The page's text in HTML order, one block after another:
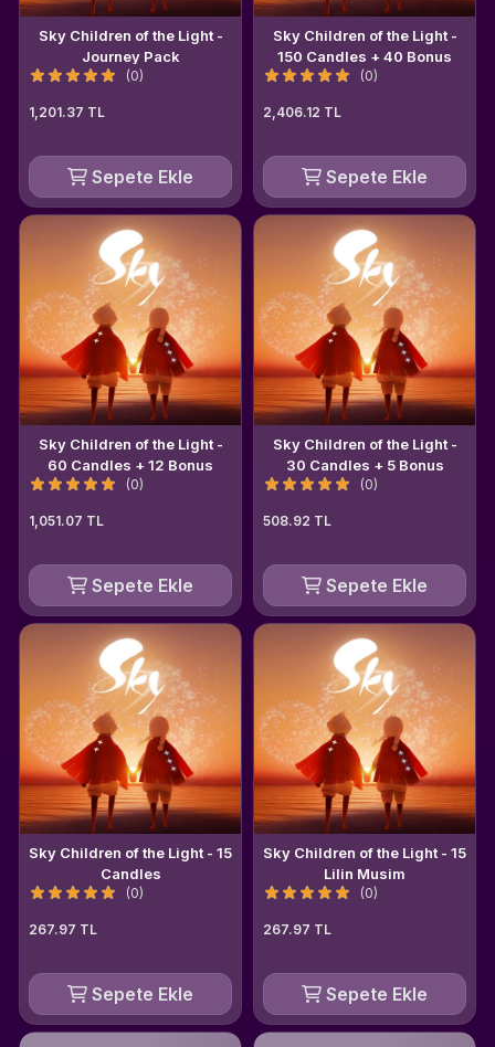
Sky Children of the Light -
Journey Pack
(0)
1,201.37 TL
Sepete Ekle
Sky Children of the Light -
150 Candles + 40 Bonus
(0)
2,406.12 TL
Sepete Ekle
Sky Children of the Light -
60 Candles + 12 Bonus
(0)
1,051.07 TL
Sepete Ekle
Sky Children of the Light -
30 Candles + 5 Bonus
(0)
508.92 TL
Sepete Ekle
Sky Children of the Light - 15
Candles
(0)
267.97 TL
Sepete Ekle
Sky Children of the Light - 15
Lilin Musim
(0)
267.97 TL
Sepete Ekle